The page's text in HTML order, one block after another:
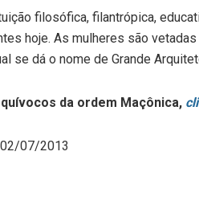
filosófica, filantrópica,
hoje. As mulheres são
se dá o nome de Grande
da ordem Maçônica,
07/2013